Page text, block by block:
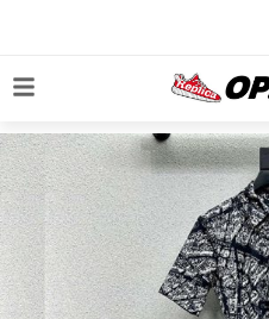
로
너
뛰
기